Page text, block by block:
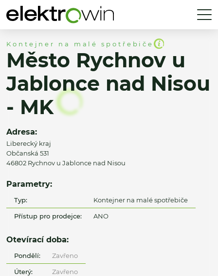
Kontejner na malé spotřebiče
Město Rychnov u
Jablonce nad Nisou
- MK
Adresa:
Liberecký kraj
Občanská 531
46802 Rychnov u Jablonce nad Nisou
Parametry:
Typ: Kontejner na malé spotřebiče
Přístup pro prodejce: ANO
Otevírací doba:
Pondělí: Zavřeno
Úterý: Zavřeno